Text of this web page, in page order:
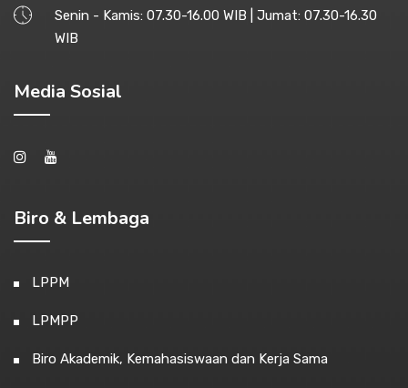
Senin - Kamis: 07.30-16.00 WIB | Jumat: 07.30-16.30
WIB
Media Sosial
Biro & Lembaga
LPPM
LPMPP
Biro Akademik, Kemahasiswaan dan Kerja Sama